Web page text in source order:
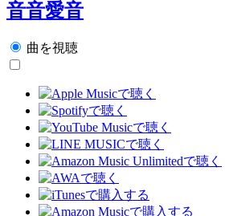
音音愛音
曲を視聴